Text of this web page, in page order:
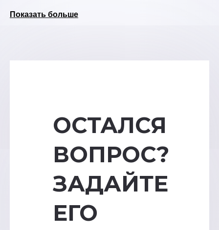
Показать больше
ОСТАЛСЯ
ВОПРОС?
ЗАДАЙТЕ
ЕГО